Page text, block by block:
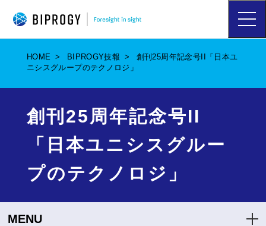
ハ
ン
メ
HOME BIPROGY技報
創刊25周年記念号II「日本ユ
ニシスグループのテクノロジ」
創刊25周年記念号II
「日本ユニシスグルー
プのテクノロジ」
MENU